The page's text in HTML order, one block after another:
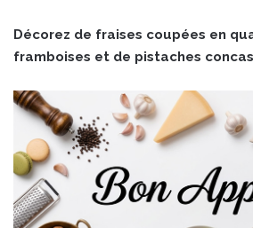
Décorez de fraises coupées en
framboises et de pistaches